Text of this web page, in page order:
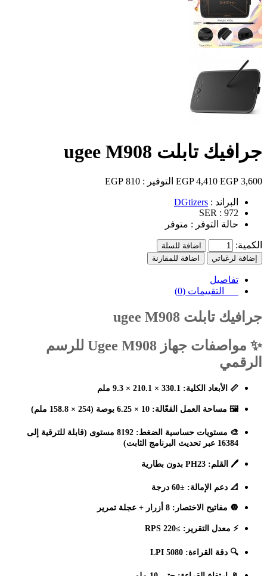
جرافيك تابلت ugee M908
3,600 EGP
4,410 EGP التوفير : 810 EGP
البراند : DGtizers
SER : 972
حالة التوفر : متوفر
الكمية:
اضافة للسلة
إضافة لرغباتي
اضافة للمقارنة
تفاصيل
التقييمات (0)
جرافيك تابلت ugee M908
✨ مواصفات جهاز Ugee M908 للرسم
الرقمي
📏 الأبعاد الكلية: 330.1 × 210.1 × 9.3 ملم
🖼️ مساحة العمل الفعّالة: 10 × 6.25 بوصة (254 × 158.8 ملم)
🎨 مستويات حساسية الضغط:
8192 مستوى (قابلة للترقية إلى
16384 عبر تحديث البرنامج الثابت)
🖊️ القلم: PH23 بدون بطارية
📐 دعم الإمالة: ±60 درجة
🔘 مفاتيح الاختصار: 8 أزرار + عجلة تمرير
⚡ معدل التقرير: ≥220 RPS
🔍 دقة القراءة: 5080 LPI